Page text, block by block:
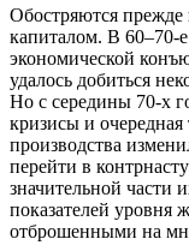
Обостряются прежде
капиталом. В 60–70-
экономической
удалось добиться
Но с середины 70-х
кризисы и очередная
производства
перейти в
значительной части
показателей уровня
отброшенными на